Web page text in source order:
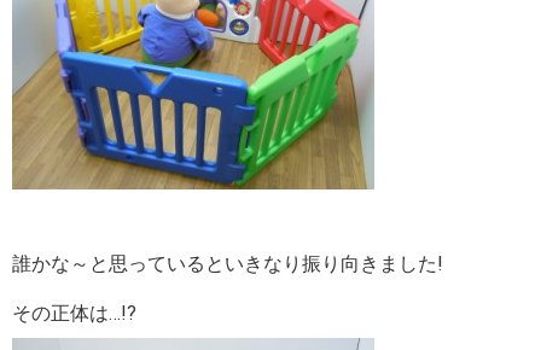
誰かな～と思っているといきなり振り向きました!
その正体は…!?